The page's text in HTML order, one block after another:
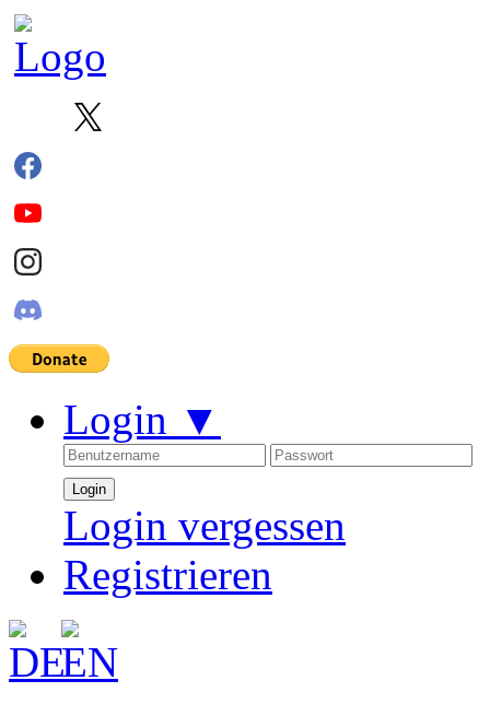
Login ▼
Login vergessen
Registrieren